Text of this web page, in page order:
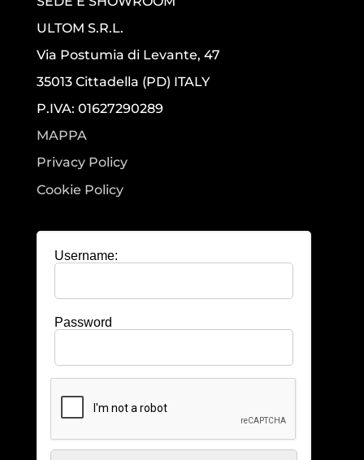
ULTOM S.R.L.
Via Postumia di Levante, 47
35013 Cittadella (PD) ITALY
P.IVA: 01627290289
MAPPA
Privacy Policy
Cookie Policy
Username:
Password